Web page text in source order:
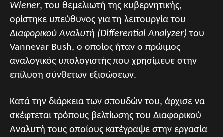
Wiener, του θεμελιωτή της κυβερνητικής,
ορίστηκε υπεύθυνος για τη λειτουργία του
Διαφορικού Αναλυτή (Differential Analyzer) του
Vannevar Bush, ο οποίος ήταν ο πρώιμος
αναλογικός υπολογιστής που χρησίμευε στην
επίλυση σύνθετων εξισώσεων.
Κατά την διάρκεια των σπουδών του, άρχισε να
σκέφτεται τρόπους βελτίωσης του Διαφορικού
Αναλυτή τους οποίους κατέγραψε στην εργασία